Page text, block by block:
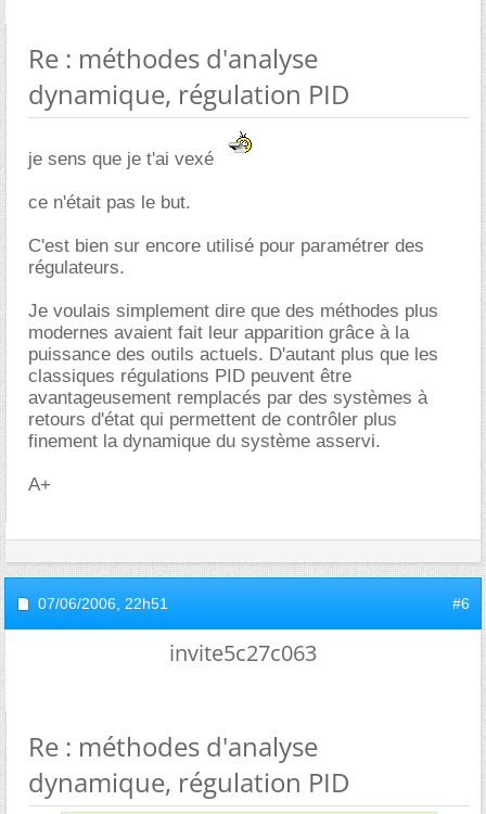
Re : méthodes d'analyse
dynamique, régulation PID
je sens que je t'ai vexé
ce n'était pas le but.
C'est bien sur encore utilisé pour paramétrer des
régulateurs.
Je voulais simplement dire que des méthodes plus
modernes avaient fait leur apparition grâce à la
puissance des outils actuels. D'autant plus que les
classiques régulations PID peuvent être
avantageusement remplacés par des systèmes à
retours d'état qui permettent de contrôler plus
finement la dynamique du système asservi.
A+
07/06/2006, 22h51 #6
invite5c27c063
Re : méthodes d'analyse
dynamique, régulation PID